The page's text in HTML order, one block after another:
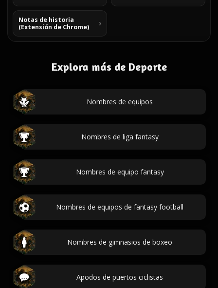
Notas de historia
(Extensión de Chrome)
Explora más de Deporte
Nombres de equipos
Nombres de liga fantasy
Nombres de equipo fantasy
Nombres de equipos de fantasy football
Nombres de gimnasios de boxeo
Apodos de puertos ciclistas